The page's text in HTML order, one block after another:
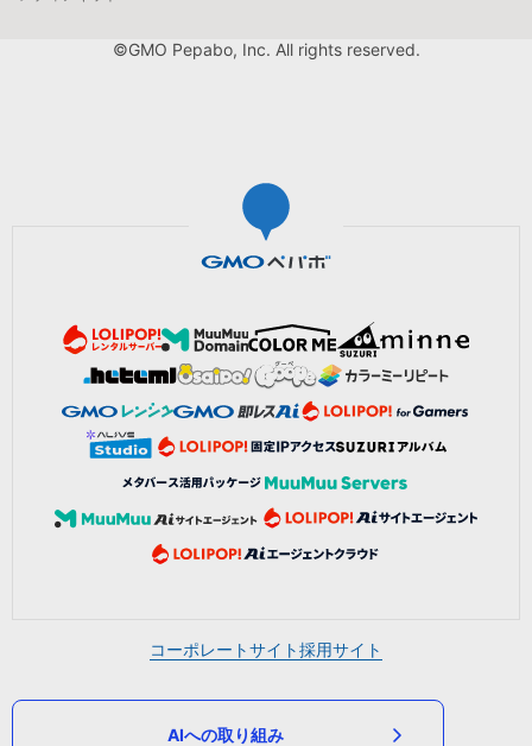
©GMO Pepabo, Inc. All rights reserved.
コーポレートサイト採用サイト
AIへの取り組み